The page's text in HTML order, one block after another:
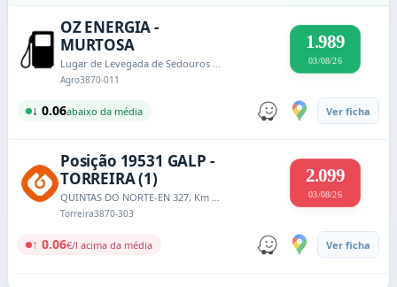
OZ ENERGIA -
MURTOSA
Lugar de Levegada de Sedouros - Estrada de Sedouros
Agro3870-011
1.989
03/08/26
↓ 0.06abaixo da média Ver ficha
Posição 19531 GALP -
TORREIRA (1)
QUINTAS DO NORTE-EN 327, Km 39,360
Torreira3870-303
2.099
03/08/26
↑ 0.06€/l acima da média Ver ficha